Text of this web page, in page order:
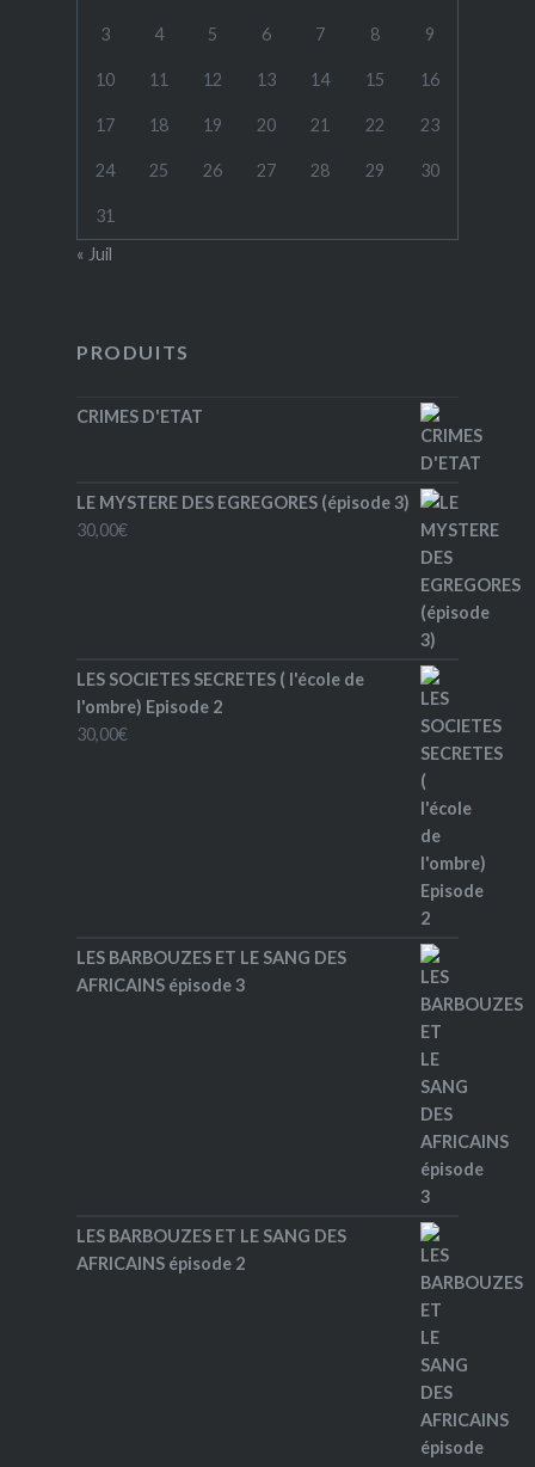
3 4 5 6 7 8 9
10 11 12 13 14 15 16
17 18 19 20 21 22 23
24 25 26 27 28 29 30
31
« Juil
PRODUITS
CRIMES D'ETAT
LE MYSTERE DES EGREGORES (épisode 3)
30,00€
LES SOCIETES SECRETES ( l'école de
l'ombre) Episode 2
30,00€
LES BARBOUZES ET LE SANG DES
AFRICAINS épisode 3
LES BARBOUZES ET LE SANG DES
AFRICAINS épisode 2